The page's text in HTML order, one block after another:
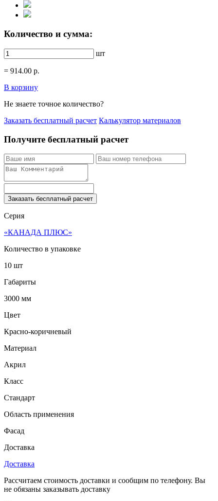
Количество и сумма:
шт
= 914.00 р.
В корзину
Не знаете точное количество?
Заказать бесплатный расчет Калькулятор материалов
Получите бесплатный расчет
Заказать бесплатный расчет
Серия
«КАНАДА ПЛЮС»
Количество в упаковке
10 шт
Габариты
3000 мм
Цвет
Красно-коричневый
Материал
Акрил
Класс
Стандарт
Область применения
Фасад
Доставка
Доставка
Рассчитаем стоимость доставки и сообщим по телефону. Вы
не обязаны заказывать доставку